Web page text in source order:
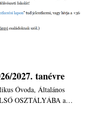
2027. tanévre
Óvoda, Általános
OSZTÁLYÁBA a…